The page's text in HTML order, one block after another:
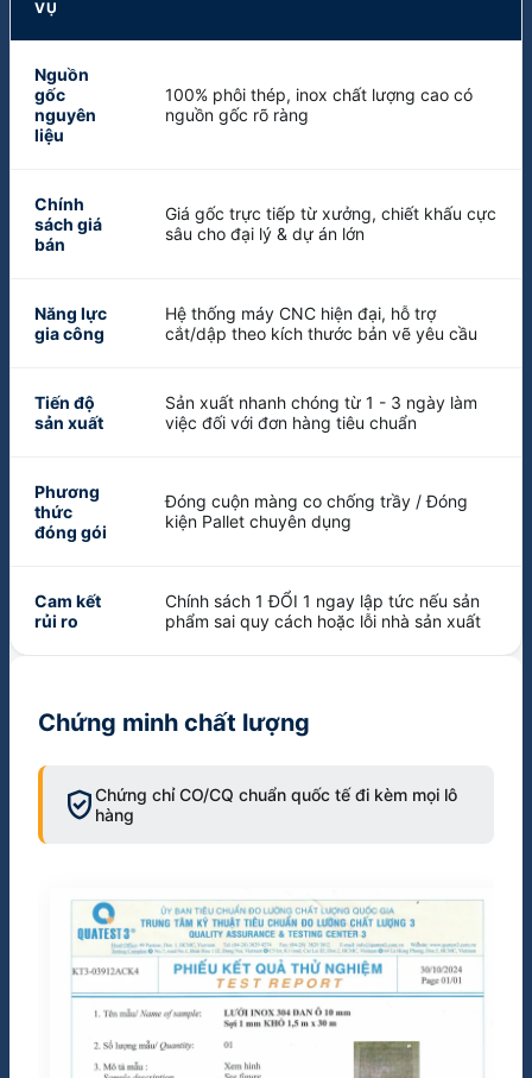
VỤ
Nguồn
gốc
nguyên
liệu
100% phôi thép, inox chất lượng cao có
nguồn gốc rõ ràng
Chính
sách giá
bán
Giá gốc trực tiếp từ xưởng, chiết khấu cực
sâu cho đại lý & dự án lớn
Năng lực
gia công
Hệ thống máy CNC hiện đại, hỗ trợ
cắt/dập theo kích thước bản vẽ yêu cầu
Tiến độ
sản xuất
Sản xuất nhanh chóng từ 1 - 3 ngày làm
việc đối với đơn hàng tiêu chuẩn
Phương
thức
đóng gói
Đóng cuộn màng co chống trầy / Đóng
kiện Pallet chuyên dụng
Cam kết
rủi ro
Chính sách 1 ĐỔI 1 ngay lập tức nếu sản
phẩm sai quy cách hoặc lỗi nhà sản xuất
Chứng minh chất lượng
verified_userChứng chỉ CO/CQ chuẩn quốc tế đi kèm mọi lô
hàng